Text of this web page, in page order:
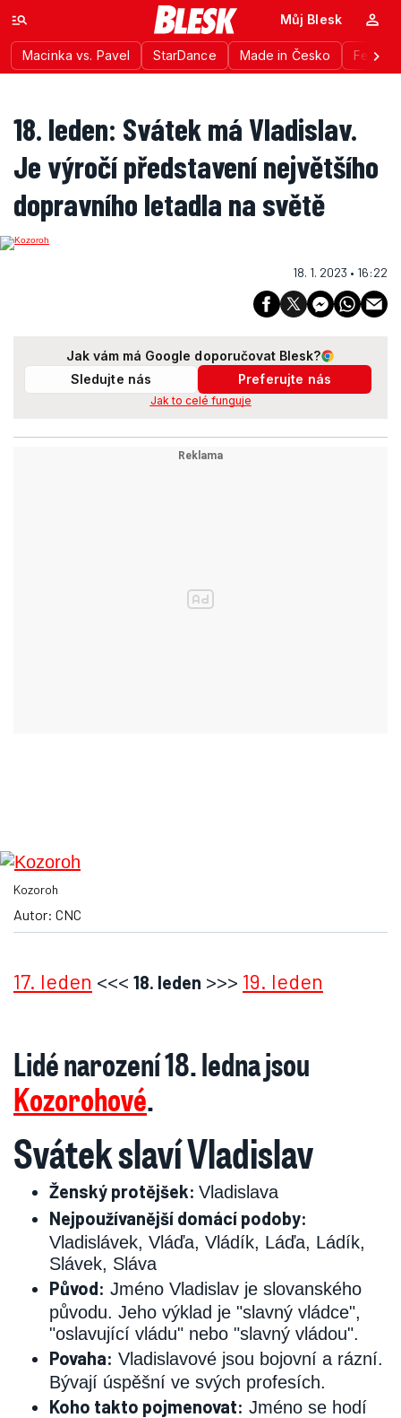
Macinka vs. Pavel StarDance Made in Česko
Můj Blesk
18. leden: Svátek má Vladislav.
Je výročí představení největšího
dopravního letadla na světě
18. 1. 2023 • 16:22
Jak vám má Google doporučovat Blesk?
Sledujte nás
Preferujte nás
Jak to celé funguje
Kozoroh
Autor: CNC
17. leden <<< 18. leden >>> 19. leden
Lidé narození 18. ledna jsou
Kozorohové.
Svátek slaví Vladislav
Ženský protějšek: Vladislava
Nejpoužívanější domácí podoby:
Vladislávek, Vláďa, Vládík, Láďa, Ládík,
Slávek, Sláva
Původ: Jméno Vladislav je slovanského
původu. Jeho výklad je "slavný vládce",
"oslavující vládu" nebo "slavný vládou".
Povaha: Vladislavové jsou bojovní a rázní.
Bývají úspěšní ve svých profesích.
Koho takto pojmenovat: Jméno se hodí